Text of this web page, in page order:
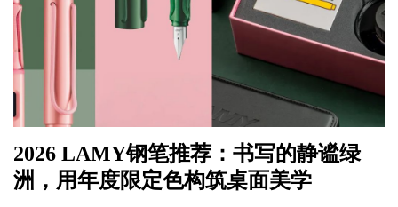
2026 LAMY钢笔推荐：书写的静谧绿
洲，用年度限定色构筑桌面美学